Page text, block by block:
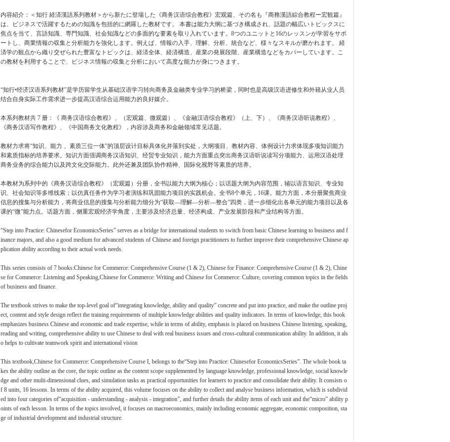
内容紹介：＜知行 経済漢語系列教材＞から新たに登場した《商务汉语综合教程》宏观篇、その名も『商務漢語綜合教程ー宏観篇』
は、ビジネスで活躍するための知識を包括的に網羅した教材です。 本書は能力大纲に基づき構成され、話題の幅広いトピックスに
焦点を当て、言語知識、専門知識、社会知識などの多面的な要素を取り入れています。8つのユニットと16のレッスンが学習をサポ
ートし、商業情報の収集と分析能力を強化します。例えば、情報の入手、理解、分析、統合など、様々なスキルが磨かれます。 経
済学の観点から織り交ぜられた豊富なトピックは、経済全体、経済構造、産業の発展段階、産業構造などをカバーしています。こ
の教材を利用することで、ビジネス情報の収集と分析において高度な能力が身につきます。
“知行•经济汉语系列教材”是学历留学生从基础汉语学习转向商务及金融类专业学习的桥梁，同时也是高级汉语进修生和外籍从业人员
结合自身实际工作需求进一步提高汉语综合运用能力的良好媒介。
本系列教材共 7 册：《 商务汉语综合教程》、（宏观篇、微观篇）、《金融汉语综合教程》（上、下）、《商务汉语听说教程》、
《商务汉语写作教程》、《中国商务文化教程》，内容涉及商务和金融领域常见话题。
教材力求将“知识、能力 、素质三位一体”的顶层设计目标具体化并落到实处，大纲项目、教材内容、体例设计力求体现多项知识能力
和素质指标的培养要求。知识方面强调商务汉语知识、经贸专业知识，能力方面重点突出商务汉语听说读写分项能力、运用汉语处理
商务业务的综合能力以及跨文化交际能力。此外还兼及团队协作精神、国际化视野等素质的培养。
本教材为系列中的《商务汉语综合教程》（宏观篇）分册，全书以能力大纲为核心；以话题大纲为内容范围，辅以语言知识、专业知
识、社会知识等多维线索；以仿真任务作为学习者演练和巩固能力项目的实践机会。全书8个单元，16课。能力方面，本分册聚焦商业
信息的搜集与分析能力，将商业信息的搜集与分析能力细分为“获取—理解—分析—整合”四类，进一步细化出各单元的能力项目以及各
课的“微”能力点。话题方面，侧重宏观经济学角度，主要涉及经济总量、经济构成、产业发展阶段和产业结构等方面。
“Step into Practice: Chinesefor EconomicsSeries” serves as a bridge for international students to switch from basic Chinese learning to business and f
inance majors, and also a good medium for advanced students of Chinese and foreign practitioners to further improve their comprehensive Chinese ap
plication ability according to their actual work needs.
This series consists of 7 books:Chinese for Commerce: Comprehensive Course (1 & 2), Chinese for Finance: Comprehensive Course (1 & 2), Chine
se for Commerce: Listening and Speaking,Chinese for Commerce: Writing and Chinese for Commerce: Culture, covering common topics in the fields
of business and finance.
The textbook strives to make the top-level goal of“integrating knowledge, ability and quality” concrete and put into practice, and make the outline proj
ect, content and style design reflect the training requirements of multiple knowledge abilities and quality indicators. In terms of knowledge, this book
emphasizes business Chinese and economic and trade expertise, while in terms of ability, emphasis is placed on business Chinese listening, speaking,
reading and writing, comprehensive ability to use Chinese to deal with real business issues and cross-cultural communication ability. In addition, it als
o helps to cultivate teamwork spirit and international vision
This textbook,Chinese for Commerce: Comprehensive Course I, belongs to the“Step into Practice: Chinesefor EconomicsSeries”. The whole book ta
kes the ability outline as the core, the topic outline as the content scope supplemented by language knowledge, professional knowledge, social knowle
dge and other multi-dimensional clues, and simulation tasks as practical opportunities for learners to practice and consolidate their ability. It consists o
f 8 units, 16 lessons. In terms of the ability acquired, this volume focuses on the ability to collect and analyse business information, which is subdivid
ed into four categories of“acquisition - understanding - analysis - integration”, and further details the ability items of each unit and the“micro” ability p
oints of each lesson. In terms of the topics involved, it focuses on macroeconomics, mainly including economic aggregate, economic composition, sta
ge of industrial development and industrial structure.